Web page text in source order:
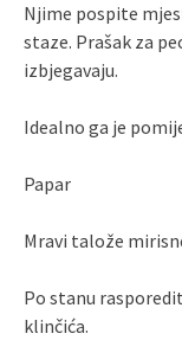
Njime pospite
staze. Prašak za
izbjegavaju.
Idealno ga je
Papar
Mravi talože
Po stanu
klinčića.